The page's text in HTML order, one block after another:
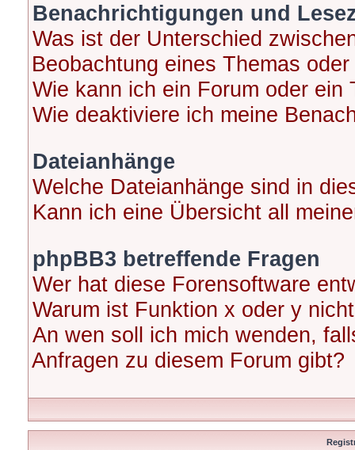
Benachrichtigungen und
Was ist der Unterschied
Beobachtung eines Themas
Wie kann ich ein Forum oder ein
Wie deaktiviere ich meine
Dateianhänge
Welche Dateianhänge sind in
Kann ich eine Übersicht all
phpBB3 betreffende Fragen
Wer hat diese Forensoftware
Warum ist Funktion x oder y
An wen soll ich mich wenden,
Anfragen zu diesem Forum gibt?